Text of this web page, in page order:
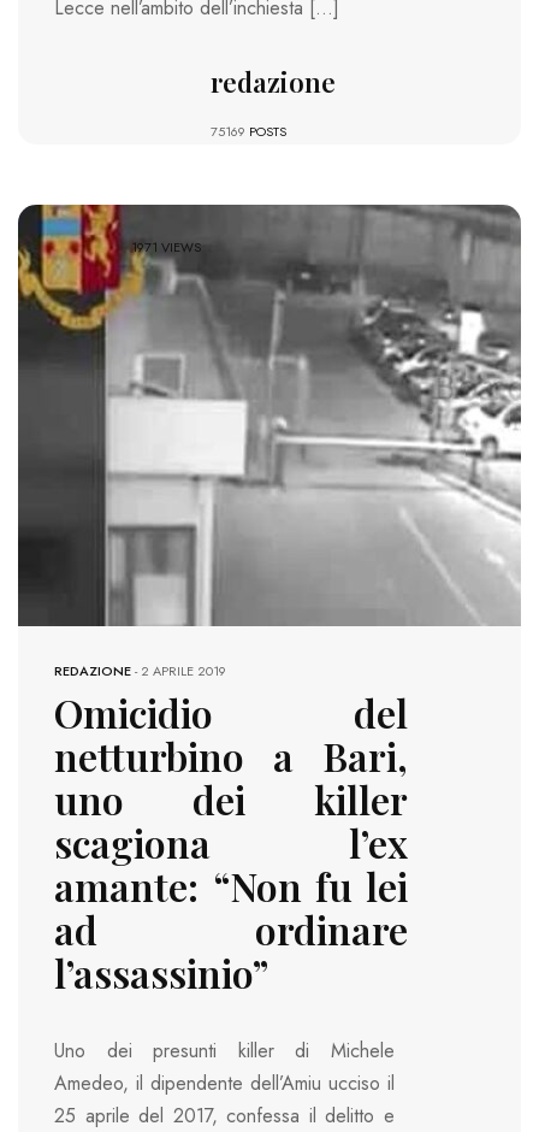
Lecce nell’ambito dell’inchiesta […]
redazione
75169 POSTS
1971 VIEWS
REDAZIONE-2 APRILE 2019
Omicidio del
netturbino a Bari,
uno dei killer
scagiona l’ex
amante: “Non fu lei
ad ordinare
l’assassinio”
Uno dei presunti killer di Michele
Amedeo, il dipendente dell’Amiu ucciso il
25 aprile del 2017, confessa il delitto e